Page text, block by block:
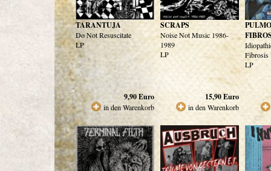
TARANTUJA
Do Not Resuscitate
LP
9,90Euro
in den Warenkorb
SCRAPS
Noise Not Music 1986-
1989
LP
15,90Euro
in den Warenkorb
Fibrosis
LP